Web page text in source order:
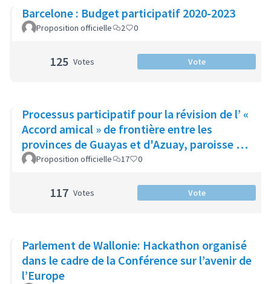
Barcelone : Budget participatif 2020-2023
Proposition officielle 2 0
125 Votes Vote
Processus participatif pour la révision de l’ «
Accord amical » de frontière entre les
provinces de Guayas et d'Azuay, paroisse de
Molleturo.
Proposition officielle 17 0
117 Votes Vote
Parlement de Wallonie: Hackathon organisé
dans le cadre de la Conférence sur l’avenir de
l’Europe